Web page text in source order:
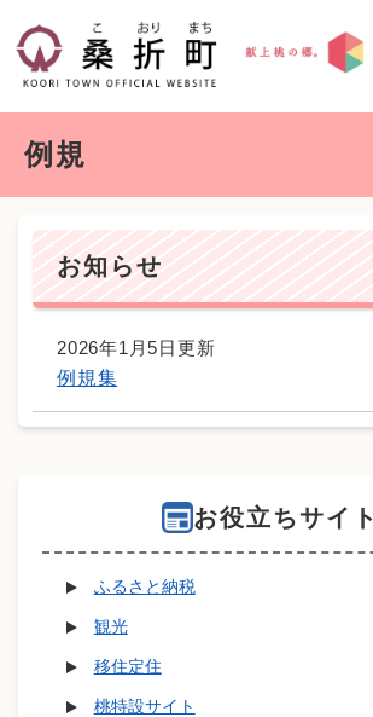
先
例規
お知らせ
2026年1月5日更新
例規集
お役立ちサイト
ふるさと納税
観光
移住定住
桃特設サイト